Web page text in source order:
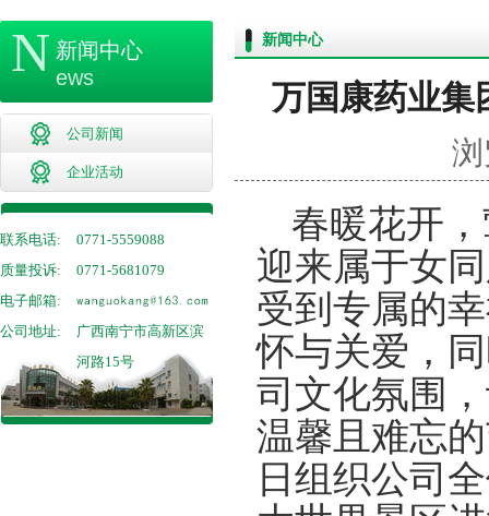
N 新闻中心
ews
公司新闻
企业活动
联系电话:
0771-5559088
质量投诉:
0771-5681079
电子邮箱:
公司地址:
广西南宁市高新区滨
河路15号
新闻中心
万国康药业集
春暖花开
迎来属于女
受到专属的
怀与关爱，
司文化氛围
温馨且难忘
日组织公司